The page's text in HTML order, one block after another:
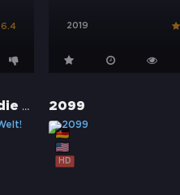
6.4 2019
2040 - Wir retten die Welt! 2099
HD